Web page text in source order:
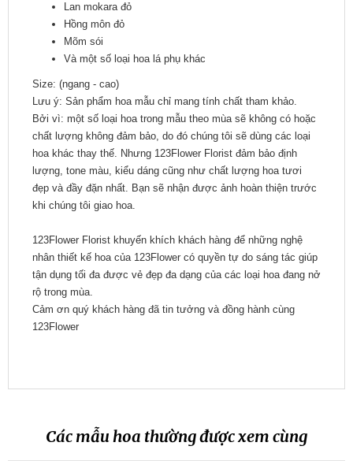
Lan mokara đỏ
Hồng môn đỏ
Mõm sói
Và một số loại hoa lá phụ khác
Size: (ngang - cao)
Lưu ý: Sản phẩm hoa mẫu chỉ mang tính chất tham khảo.
Bởi vì: một số loại hoa trong mẫu theo mùa sẽ không có hoặc
chất lượng không đảm bảo, do đó chúng tôi sẽ dùng các loại
hoa khác thay thế. Nhưng 123Flower Florist đảm bảo định
lượng, tone màu, kiểu dáng cũng như chất lượng hoa tươi
đẹp và đầy đặn nhất. Bạn sẽ nhận được ảnh hoàn thiện trước
khi chúng tôi giao hoa.
123Flower Florist khuyến khích khách hàng để những nghệ
nhân thiết kế hoa của 123Flower có quyền tự do sáng tác giúp
tận dụng tối đa được vẻ đẹp đa dạng của các loại hoa đang nở
rộ trong mùa.
Cảm ơn quý khách hàng đã tin tưởng và đồng hành cùng
123Flower
Các mẫu hoa thường được xem cùng